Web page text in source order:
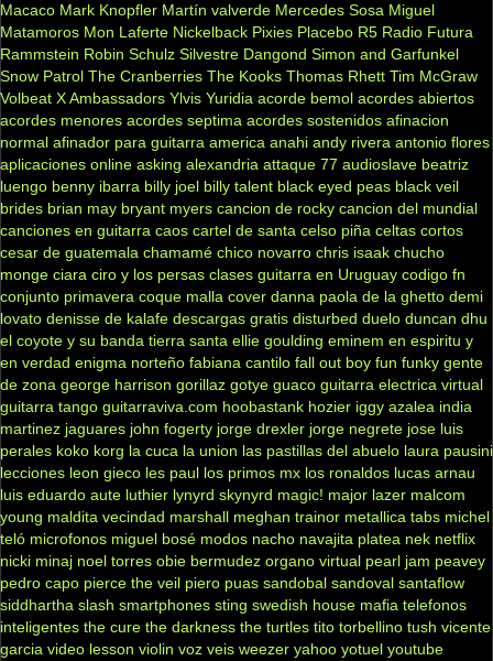
Macaco Mark Knopfler Martín valverde Mercedes Sosa Miguel
Matamoros Mon Laferte Nickelback Pixies Placebo R5 Radio Futura
Rammstein Robin Schulz Silvestre Dangond Simon and Garfunkel
Snow Patrol The Cranberries The Kooks Thomas Rhett Tim McGraw
Volbeat X Ambassadors Ylvis Yuridia acorde bemol acordes abiertos
acordes menores acordes septima acordes sostenidos afinacion
normal afinador para guitarra america anahi andy rivera antonio flores
aplicaciones online asking alexandria attaque 77 audioslave beatriz
luengo benny ibarra billy joel billy talent black eyed peas black veil
brides brian may bryant myers cancion de rocky cancion del mundial
canciones en guitarra caos cartel de santa celso piña celtas cortos
cesar de guatemala chamamé chico novarro chris isaak chucho
monge ciara ciro y los persas clases guitarra en Uruguay codigo fn
conjunto primavera coque malla cover danna paola de la ghetto demi
lovato denisse de kalafe descargas gratis disturbed duelo duncan dhu
el coyote y su banda tierra santa ellie goulding eminem en espiritu y
en verdad enigma norteño fabiana cantilo fall out boy fun funky gente
de zona george harrison gorillaz gotye guaco guitarra electrica virtual
guitarra tango guitarraviva.com hoobastank hozier iggy azalea india
martinez jaguares john fogerty jorge drexler jorge negrete jose luis
perales koko korg la cuca la union las pastillas del abuelo laura pausini
lecciones leon gieco les paul los primos mx los ronaldos lucas arnau
luis eduardo aute luthier lynyrd skynyrd magic! major lazer malcom
young maldita vecindad marshall meghan trainor metallica tabs michel
teló microfonos miguel bosé modos nacho navajita platea nek netflix
nicki minaj noel torres obie bermudez organo virtual pearl jam peavey
pedro capo pierce the veil piero puas sandobal sandoval santaflow
siddhartha slash smartphones sting swedish house mafia telefonos
inteligentes the cure the darkness the turtles tito torbellino tush vicente
garcia video lesson violin voz veis weezer yahoo yotuel youtube